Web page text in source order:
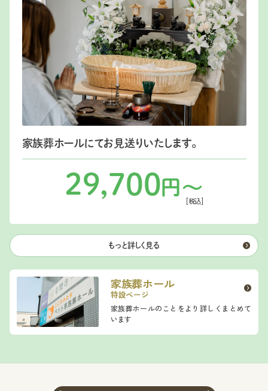
家族葬ホールにてお見送りいたします。
29,700円〜
[税込]
もっと詳しく見る
家族葬ホール
特設ページ
家族葬ホールのことをより詳しくまとめて
います